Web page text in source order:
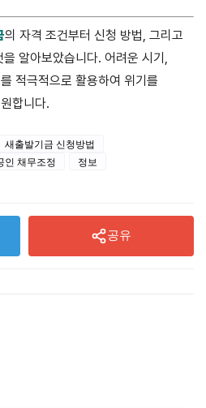
의 자격 조건부터 신청 방법, 그리고
알아보았습니다. 어려운 시기,
적극적으로 활용하여 위기를
합니다.
새출발기금 신청방법
인 채무조정 정보
공유